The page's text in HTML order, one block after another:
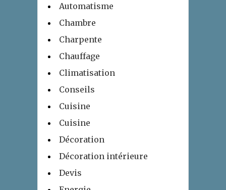
Automatisme
Chambre
Charpente
Chauffage
Climatisation
Conseils
Cuisine
Cuisine
Décoration
Décoration intérieure
Devis